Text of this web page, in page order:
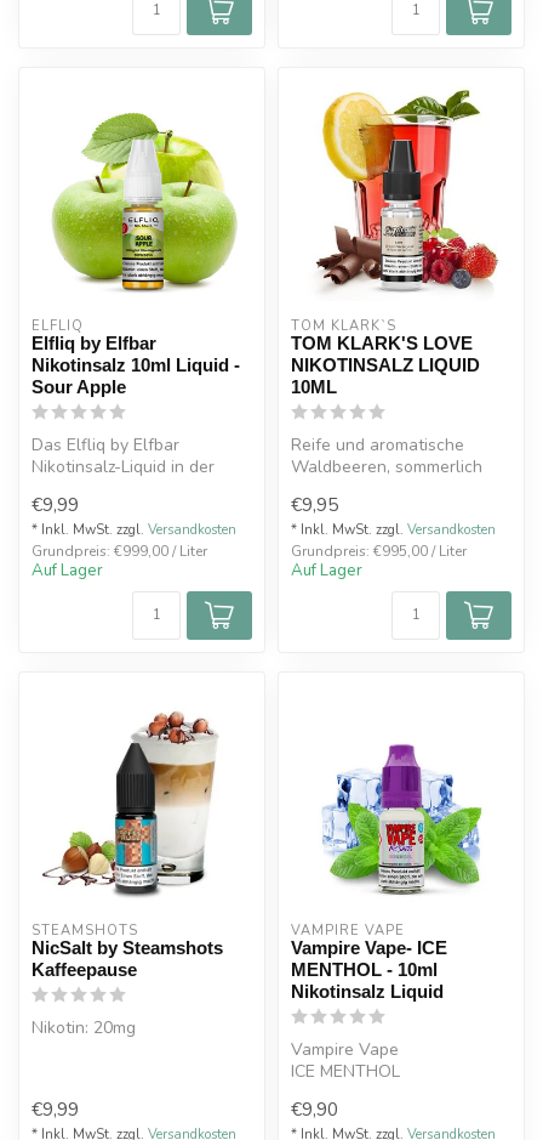
ELFLIQ
Elfliq by Elfbar
Nikotinsalz 10ml Liquid -
Sour Apple
Das Elfliq by Elfbar
Nikotinsalz-Liquid in der
Apple" b...
€9,99
* Inkl. MwSt. zzgl. Versandkosten
Grundpreis: €999,00 / Liter
Auf Lager
TOM KLARK`S
TOM KLARK'S LOVE
NIKOTINSALZ LIQUID
10ML
Reife und aromatische
Waldbeeren, sommerlich
Weintrau...
€9,95
* Inkl. MwSt. zzgl. Versandkosten
Grundpreis: €995,00 / Liter
Auf Lager
STEAMSHOTS
NicSalt by Steamshots
Kaffeepause
Nikotin: 20mg
€9,99
* Inkl. MwSt. zzgl. Versandkosten
VAMPIRE VAPE
Vampire Vape- ICE
MENTHOL - 10ml
Nikotinsalz Liquid
Vampire Vape
ICE MENTHOL
10ml Nikotinsalz Liquid
€9,90
* Inkl. MwSt. zzgl. Versandkosten